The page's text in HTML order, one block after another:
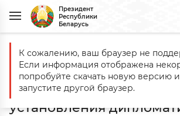
Президент
Республики
Беларусь
Главная События Александр Лукашенко
Александр Лукашенко
Рауля Кастро с 20-летием
установления
К сожалению, ваш браузер не
Если информация отображена
попробуйте скачать новую версию
запустите другой браузер.